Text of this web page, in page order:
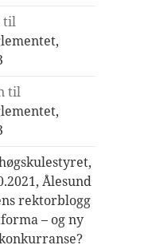
til
til
Ålesund
rektorblogg
– og ny